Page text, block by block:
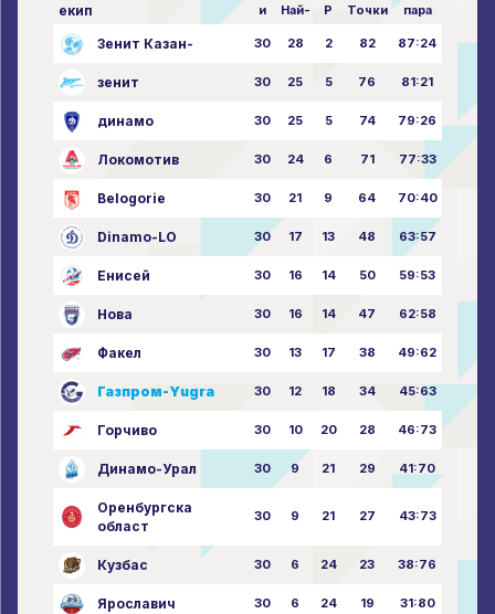
екип и Най- P Точки пара
Зенит Казан- 30 28 2 82 87:24
зенит 30 25 5 76 81:21
динамо 30 25 5 74 79:26
Локомотив 30 24 6 71 77:33
Belogorie 30 21 9 64 70:40
Dinamo-LO 30 17 13 48 63:57
Енисей 30 16 14 50 59:53
Нова 30 16 14 47 62:58
Факел 30 13 17 38 49:62
Газпром-Yugra 30 12 18 34 45:63
Горчиво 30 10 20 28 46:73
Динамо-Урал 30 9 21 29 41:70
Оренбургска
област
30 9 21 27 43:73
Кузбас 30 6 24 23 38:76
Ярославич 30 6 24 19 31:80